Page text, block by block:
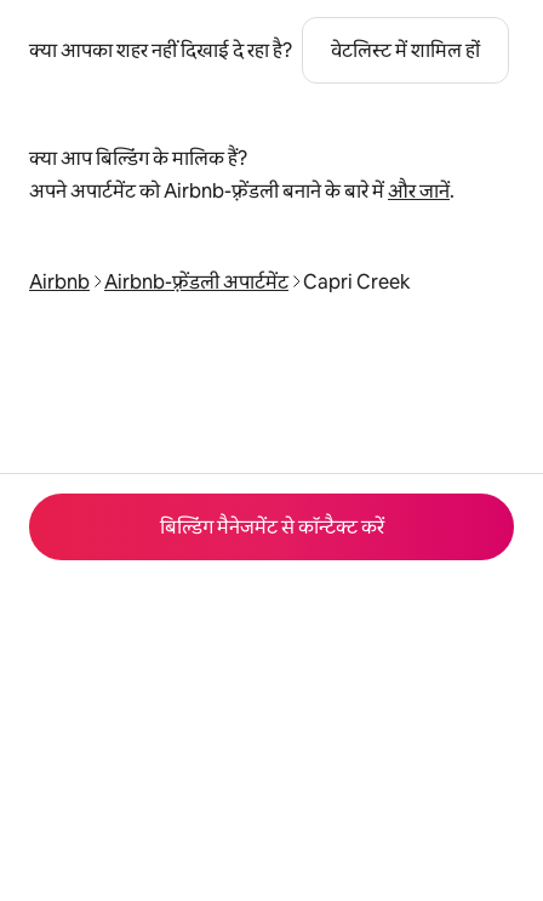
बिल्डिंग मैनेजमेंट से कॉन्टैक्ट करें
क्या आपका शहर नहीं दिखाई दे रहा है? वेटलिस्ट में शामिल हों
क्या आप बिल्डिंग के मालिक हैं?
अपने अपार्टमेंट को Airbnb-फ़्रेंडली बनाने के बारे मेंऔर जानें.
Airbnb Airbnb-फ़्रेंडली अपार्टमेंट Capri Creek